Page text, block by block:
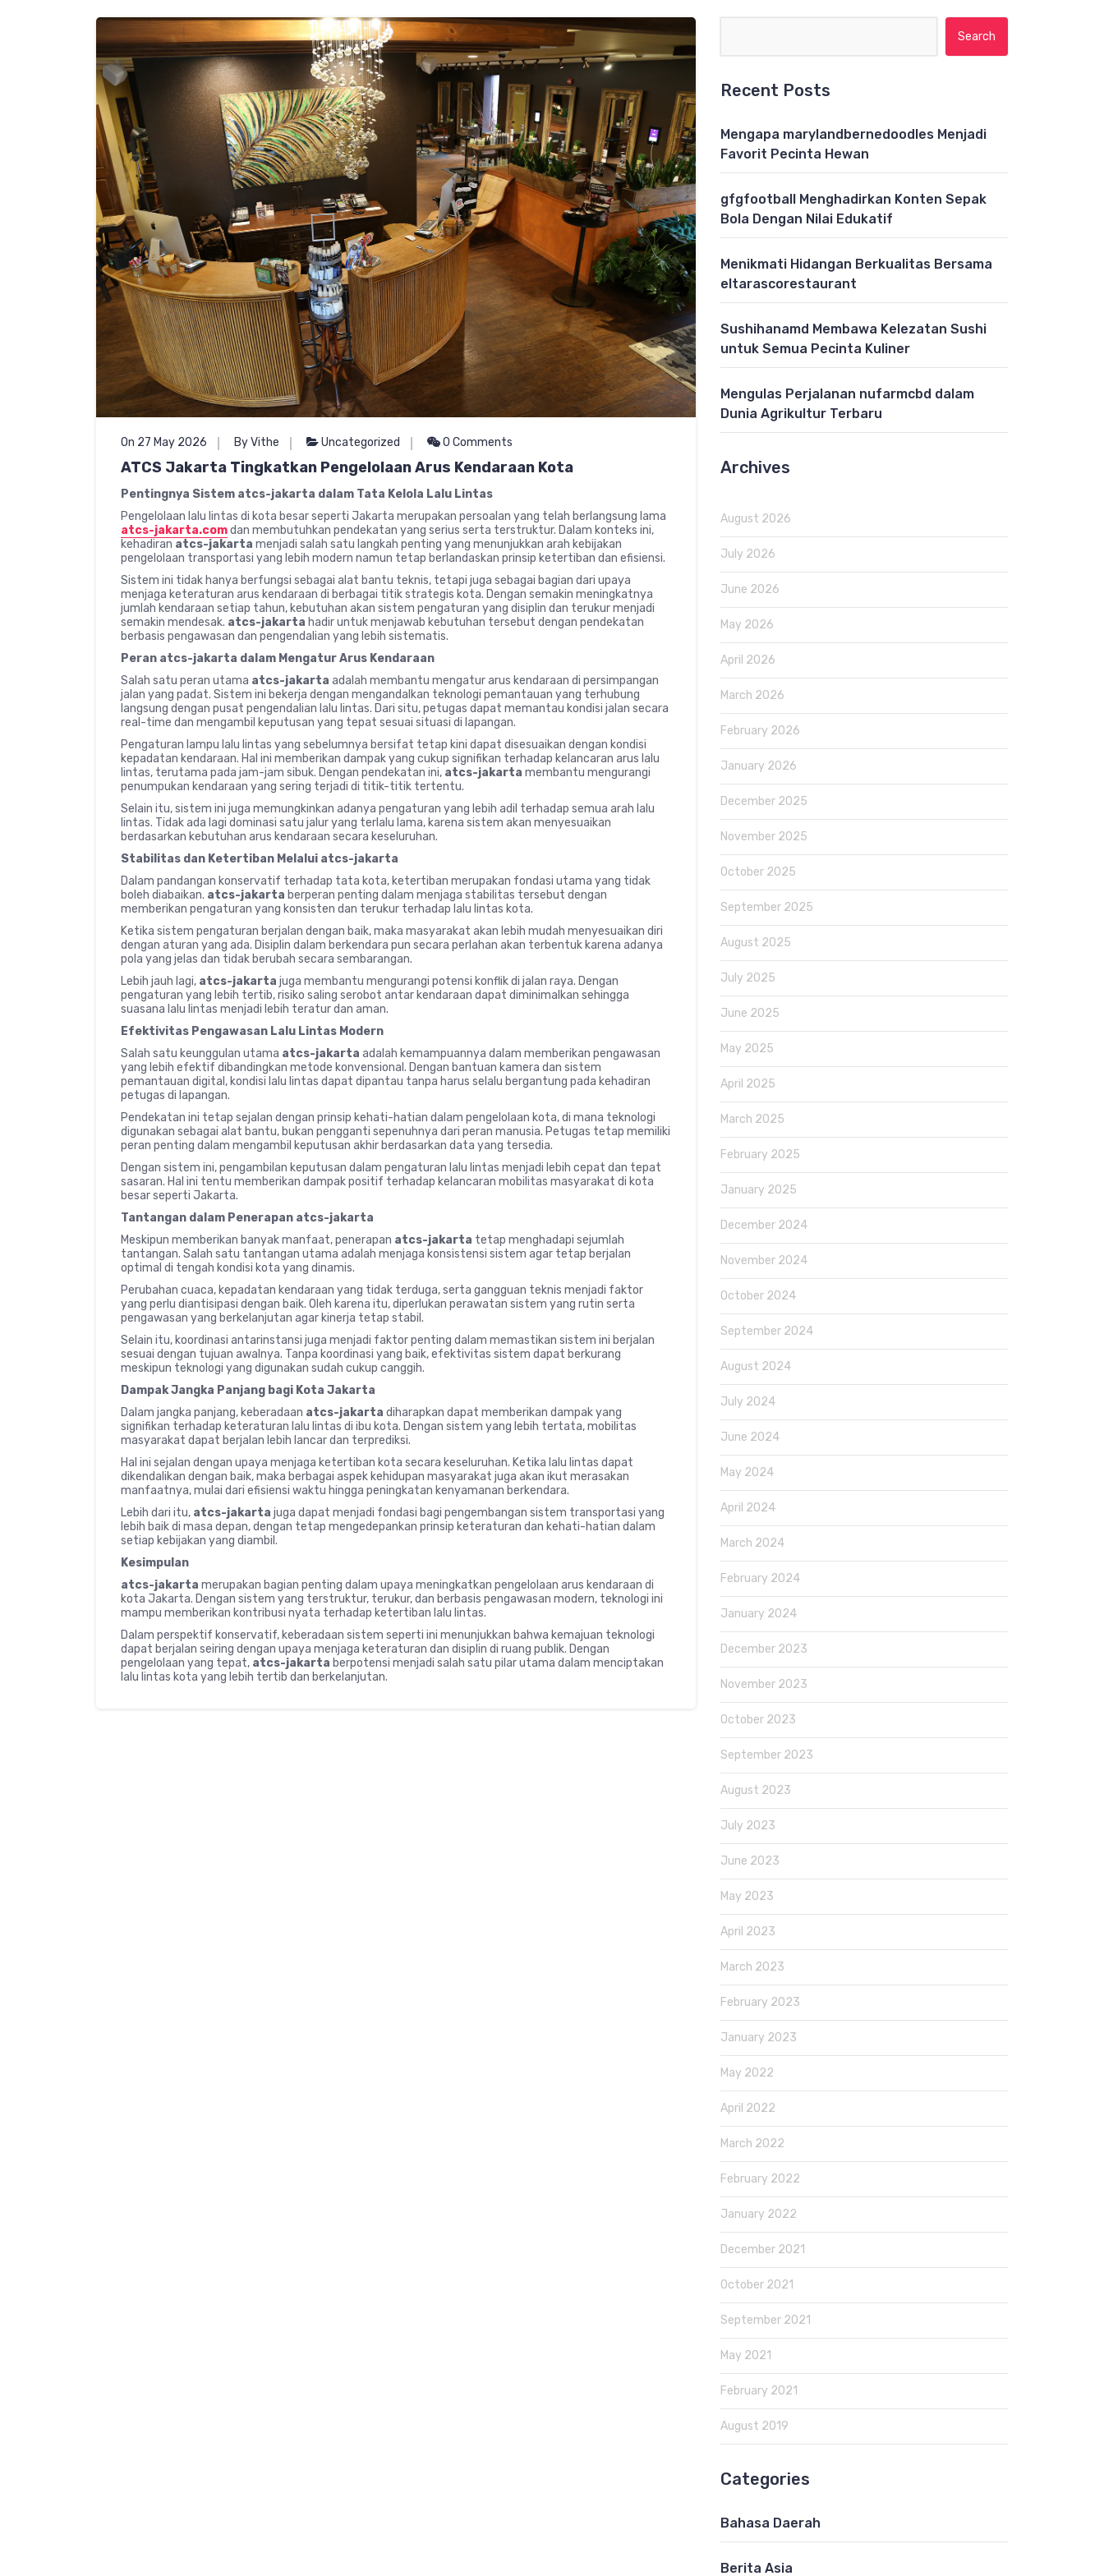
On 27 May 2026 By Vithe Uncategorized 0 Comments
ATCS Jakarta Tingkatkan Pengelolaan Arus Kendaraan Kota
Pentingnya Sistem atcs-jakarta dalam Tata Kelola Lalu Lintas
Pengelolaan lalu lintas di kota besar seperti Jakarta merupakan persoalan yang telah berlangsung lama
atcs-jakarta.comdan membutuhkan pendekatan yang serius serta terstruktur. Dalam konteks ini,
kehadiran atcs-jakarta menjadi salah satu langkah penting yang menunjukkan arah kebijakan
pengelolaan transportasi yang lebih modern namun tetap berlandaskan prinsip ketertiban dan efisiensi.
Sistem ini tidak hanya berfungsi sebagai alat bantu teknis, tetapi juga sebagai bagian dari upaya
menjaga keteraturan arus kendaraan di berbagai titik strategis kota. Dengan semakin meningkatnya
jumlah kendaraan setiap tahun, kebutuhan akan sistem pengaturan yang disiplin dan terukur menjadi
semakin mendesak. atcs-jakarta hadir untuk menjawab kebutuhan tersebut dengan pendekatan
berbasis pengawasan dan pengendalian yang lebih sistematis.
Peran atcs-jakarta dalam Mengatur Arus Kendaraan
Salah satu peran utama atcs-jakarta adalah membantu mengatur arus kendaraan di persimpangan
jalan yang padat. Sistem ini bekerja dengan mengandalkan teknologi pemantauan yang terhubung
langsung dengan pusat pengendalian lalu lintas. Dari situ, petugas dapat memantau kondisi jalan secara
real-time dan mengambil keputusan yang tepat sesuai situasi di lapangan.
Pengaturan lampu lalu lintas yang sebelumnya bersifat tetap kini dapat disesuaikan dengan kondisi
kepadatan kendaraan. Hal ini memberikan dampak yang cukup signifikan terhadap kelancaran arus lalu
lintas, terutama pada jam-jam sibuk. Dengan pendekatan ini, atcs-jakarta membantu mengurangi
penumpukan kendaraan yang sering terjadi di titik-titik tertentu.
Selain itu, sistem ini juga memungkinkan adanya pengaturan yang lebih adil terhadap semua arah lalu
lintas. Tidak ada lagi dominasi satu jalur yang terlalu lama, karena sistem akan menyesuaikan
berdasarkan kebutuhan arus kendaraan secara keseluruhan.
Stabilitas dan Ketertiban Melalui atcs-jakarta
Dalam pandangan konservatif terhadap tata kota, ketertiban merupakan fondasi utama yang tidak
boleh diabaikan. atcs-jakarta berperan penting dalam menjaga stabilitas tersebut dengan
memberikan pengaturan yang konsisten dan terukur terhadap lalu lintas kota.
Ketika sistem pengaturan berjalan dengan baik, maka masyarakat akan lebih mudah menyesuaikan diri
dengan aturan yang ada. Disiplin dalam berkendara pun secara perlahan akan terbentuk karena adanya
pola yang jelas dan tidak berubah secara sembarangan.
Lebih jauh lagi, atcs-jakarta juga membantu mengurangi potensi konflik di jalan raya. Dengan
pengaturan yang lebih tertib, risiko saling serobot antar kendaraan dapat diminimalkan sehingga
suasana lalu lintas menjadi lebih teratur dan aman.
Efektivitas Pengawasan Lalu Lintas Modern
Salah satu keunggulan utama atcs-jakarta adalah kemampuannya dalam memberikan pengawasan
yang lebih efektif dibandingkan metode konvensional. Dengan bantuan kamera dan sistem
pemantauan digital, kondisi lalu lintas dapat dipantau tanpa harus selalu bergantung pada kehadiran
petugas di lapangan.
Pendekatan ini tetap sejalan dengan prinsip kehati-hatian dalam pengelolaan kota, di mana teknologi
digunakan sebagai alat bantu, bukan pengganti sepenuhnya dari peran manusia. Petugas tetap memiliki
peran penting dalam mengambil keputusan akhir berdasarkan data yang tersedia.
Dengan sistem ini, pengambilan keputusan dalam pengaturan lalu lintas menjadi lebih cepat dan tepat
sasaran. Hal ini tentu memberikan dampak positif terhadap kelancaran mobilitas masyarakat di kota
besar seperti Jakarta.
Tantangan dalam Penerapan atcs-jakarta
Meskipun memberikan banyak manfaat, penerapan atcs-jakarta tetap menghadapi sejumlah
tantangan. Salah satu tantangan utama adalah menjaga konsistensi sistem agar tetap berjalan
optimal di tengah kondisi kota yang dinamis.
Perubahan cuaca, kepadatan kendaraan yang tidak terduga, serta gangguan teknis menjadi faktor
yang perlu diantisipasi dengan baik. Oleh karena itu, diperlukan perawatan sistem yang rutin serta
pengawasan yang berkelanjutan agar kinerja tetap stabil.
Selain itu, koordinasi antarinstansi juga menjadi faktor penting dalam memastikan sistem ini berjalan
sesuai dengan tujuan awalnya. Tanpa koordinasi yang baik, efektivitas sistem dapat berkurang
meskipun teknologi yang digunakan sudah cukup canggih.
Dampak Jangka Panjang bagi Kota Jakarta
Dalam jangka panjang, keberadaan atcs-jakarta diharapkan dapat memberikan dampak yang
signifikan terhadap keteraturan lalu lintas di ibu kota. Dengan sistem yang lebih tertata, mobilitas
masyarakat dapat berjalan lebih lancar dan terprediksi.
Hal ini sejalan dengan upaya menjaga ketertiban kota secara keseluruhan. Ketika lalu lintas dapat
dikendalikan dengan baik, maka berbagai aspek kehidupan masyarakat juga akan ikut merasakan
manfaatnya, mulai dari efisiensi waktu hingga peningkatan kenyamanan berkendara.
Lebih dari itu, atcs-jakarta juga dapat menjadi fondasi bagi pengembangan sistem transportasi yang
lebih baik di masa depan, dengan tetap mengedepankan prinsip keteraturan dan kehati-hatian dalam
setiap kebijakan yang diambil.
Kesimpulan
atcs-jakarta merupakan bagian penting dalam upaya meningkatkan pengelolaan arus kendaraan di
kota Jakarta. Dengan sistem yang terstruktur, terukur, dan berbasis pengawasan modern, teknologi ini
mampu memberikan kontribusi nyata terhadap ketertiban lalu lintas.
Dalam perspektif konservatif, keberadaan sistem seperti ini menunjukkan bahwa kemajuan teknologi
dapat berjalan seiring dengan upaya menjaga keteraturan dan disiplin di ruang publik. Dengan
pengelolaan yang tepat, atcs-jakarta berpotensi menjadi salah satu pilar utama dalam menciptakan
lalu lintas kota yang lebih tertib dan berkelanjutan.
Recent Posts
Mengapa marylandbernedoodles Menjadi
Favorit Pecinta Hewan
gfgfootball Menghadirkan Konten Sepak
Bola Dengan Nilai Edukatif
Menikmati Hidangan Berkualitas Bersama
eltarascorestaurant
Sushihanamd Membawa Kelezatan Sushi
untuk Semua Pecinta Kuliner
Mengulas Perjalanan nufarmcbd dalam
Dunia Agrikultur Terbaru
Archives
August 2026
July 2026
June 2026
May 2026
April 2026
March 2026
February 2026
January 2026
December 2025
November 2025
October 2025
September 2025
August 2025
July 2025
June 2025
May 2025
April 2025
March 2025
February 2025
January 2025
December 2024
November 2024
October 2024
September 2024
August 2024
July 2024
June 2024
May 2024
April 2024
March 2024
February 2024
January 2024
December 2023
November 2023
October 2023
September 2023
August 2023
July 2023
June 2023
May 2023
April 2023
March 2023
February 2023
January 2023
May 2022
April 2022
March 2022
February 2022
January 2022
December 2021
October 2021
September 2021
May 2021
February 2021
August 2019
Categories
Bahasa Daerah
Berita Asia